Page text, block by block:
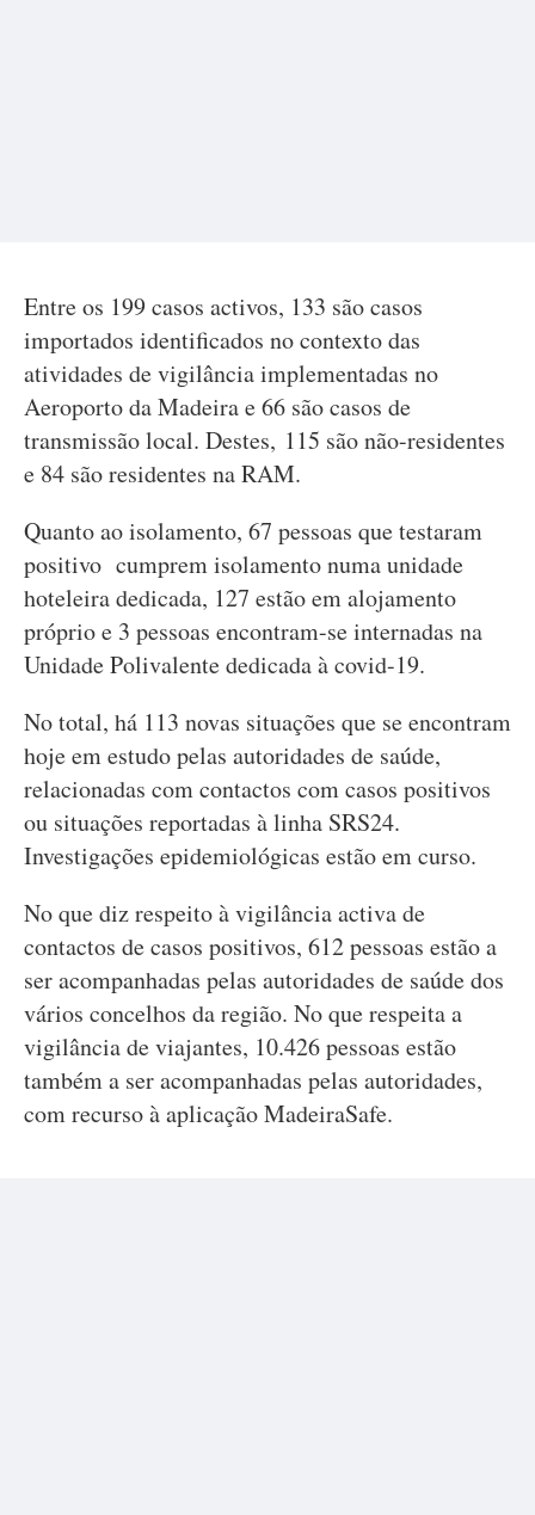
Entre os 199 casos activos, 133 são casos
importados identificados no contexto das
atividades de vigilância implementadas no
Aeroporto da Madeira e 66 são casos de
transmissão local. Destes, 115 são não-residentes
e 84 são residentes na RAM.
Quanto ao isolamento, 67 pessoas que testaram
positivo cumprem isolamento numa unidade
hoteleira dedicada, 127 estão em alojamento
próprio e 3 pessoas encontram-se internadas na
Unidade Polivalente dedicada à covid-19.
No total, há 113 novas situações que se encontram
hoje em estudo pelas autoridades de saúde,
relacionadas com contactos com casos positivos
ou situações reportadas à linha SRS24.
Investigações epidemiológicas estão em curso.
No que diz respeito à vigilância activa de
contactos de casos positivos, 612 pessoas estão a
ser acompanhadas pelas autoridades de saúde dos
vários concelhos da região. No que respeita a
vigilância de viajantes, 10.426 pessoas estão
também a ser acompanhadas pelas autoridades,
com recurso à aplicação MadeiraSafe.